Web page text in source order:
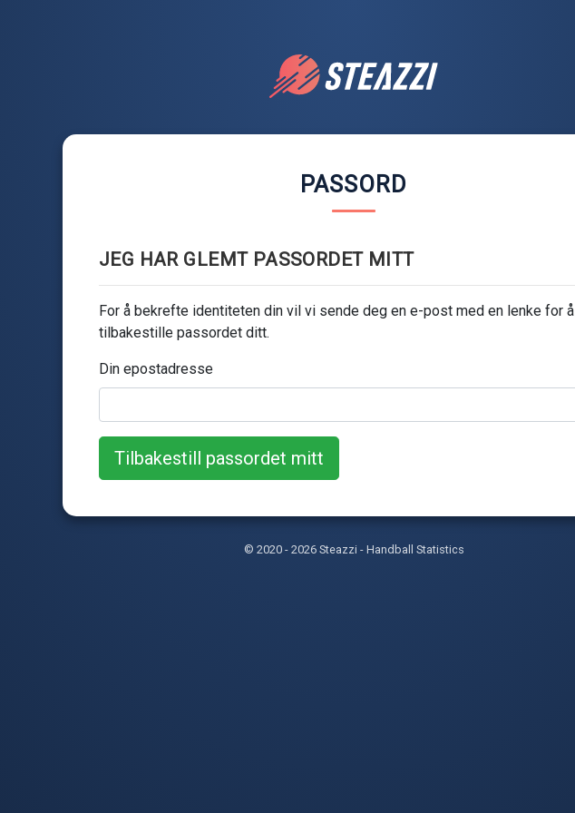
PASSORD
JEG HAR GLEMT PASSORDET MITT
For å bekrefte identiteten din vil vi sende deg en e-post med en lenke for å
tilbakestille passordet ditt.
Din epostadresse
© 2020 - 2026 Steazzi - Handball Statistics